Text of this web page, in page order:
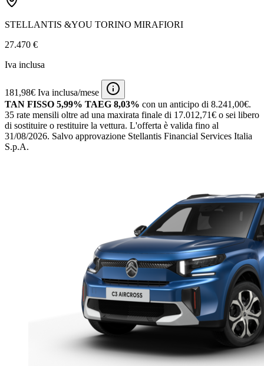
STELLANTIS &YOU TORINO MIRAFIORI
27.470 €
Iva inclusa
181,98€ Iva inclusa/mese
TAN FISSO 5,99% TAEG 8,03% con un anticipo di 8.241,00€.
35 rate mensili oltre ad una maxirata finale di 17.012,71€ o sei libero
di sostituire o restituire la vettura. L'offerta è valida fino al
31/08/2026. Salvo approvazione Stellantis Financial Services Italia
S.p.A.